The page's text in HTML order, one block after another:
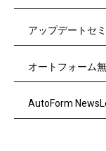
アップデートセ
オートフォーム
AutoForm